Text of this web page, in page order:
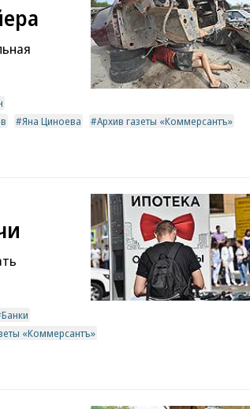
Яна Циноева Архив газеты «Коммерсантъ»
Банки
«Коммерсантъ»